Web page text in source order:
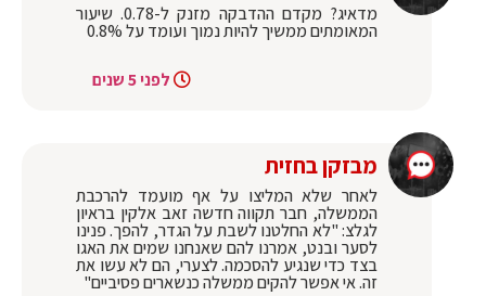
מדאיג? מקדם ההדבקה מזנק ל-0.78. שיעור
המאומתים ממשיך להיות נמוך ועומד על 0.8%
לפני 5 שנים
מבזקן בחזית
לאחר שלא המליצו על אף מועמד להרכבת
הממשלה, חבר תקווה חדשה זאב אלקין בראיון
לגלצ: "לא החלטנו לשבת על הגדר, להפך. פנינו
לסער ובנט, אמרנו להם שאנחנו שמים את האגו
בצד כדי שנגיע להסכמה. לצערי, הם לא עשו את
זה. אי אפשר להקים ממשלה כנשארים פסיביים"